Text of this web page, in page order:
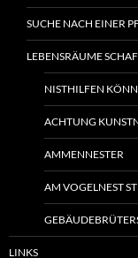
SUCHE NACH EINER
LEBENSRÄUME
NISTHILFEN
ACHTUNG
AMMENNESTER
AM VOGELNEST
LINKS